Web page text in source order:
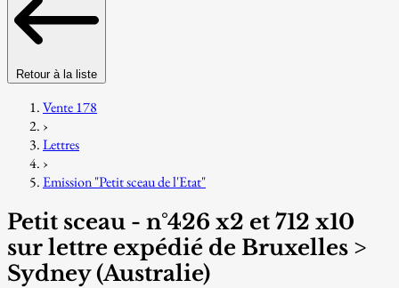
Retour à la liste
Vente 178
›
Lettres
›
Emission "Petit sceau de l'Etat"
Petit sceau - n°426 x2 et 712 x10
sur lettre expédié de Bruxelles >
Sydney (Australie)